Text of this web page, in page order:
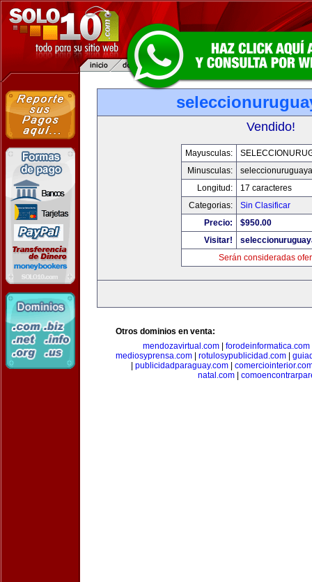
Vendido!
Mayusculas:
Minusculas:
Longitud:
17 caracteres
Categorias:
Sin Clasificar
Precio:
$950.00
Visitar!
Serán consideradas
Otros dominios en venta:
mendozavirtual.com| forodeinformatica.com
mediosyprensa.com
rotulosypublicidad.com
publicidadparaguay.com
natal.com|